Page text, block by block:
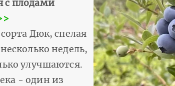
с плодами
Дюк, спелая
недель,
улучшаются.
- один из